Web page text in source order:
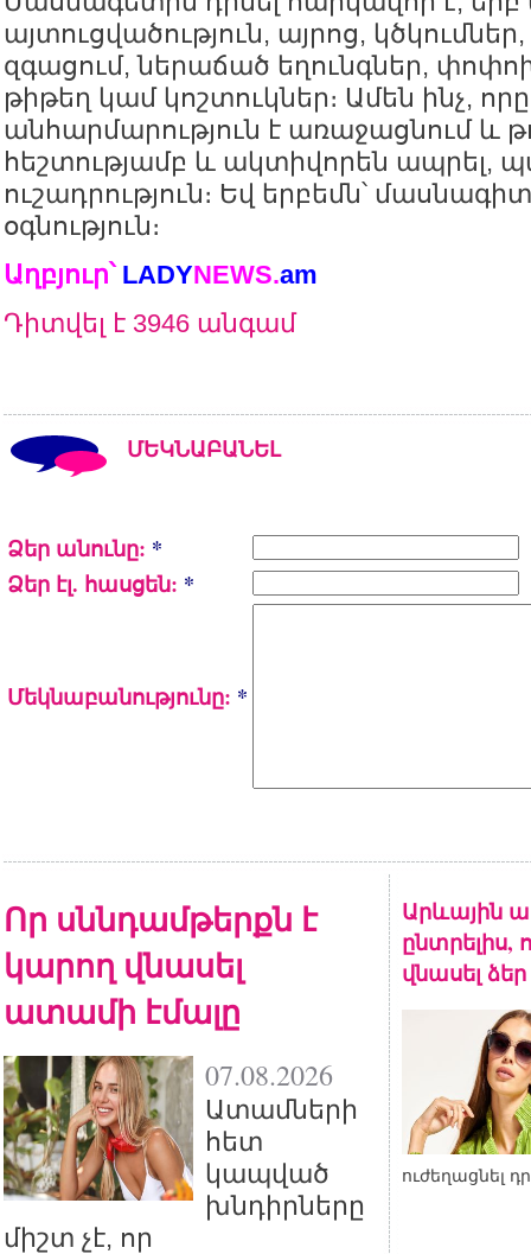
այտուցվածություն, այրոց,
զգացում, ներաճած եղունգներ,
թիթեղ կամ կոշտուկներ։ Ամեն ինչ, որը
անհարմարություն է առաջացնում և
հեշտությամբ և ակտիվորեն ապրել,
ուշադրություն։ Եվ երբեմն՝
օգնություն։
Աղբյուր՝ LADYNEWS.am
Դիտվել է 3946 անգամ
ՄԵԿՆԱԲԱՆԵԼ
Ձեր անունը: *
Ձեր էլ. հասցեն: *
Մեկնաբանությունը: *
Որ սննդամթերքն է
կարող վնասել
ատամի էմալը
07.08.2026
Ատամների
հետ
կապված
խնդիրները
միշտ չէ, որ
Արևային
ընտրելիս,
վնասել
ուժեղացնել